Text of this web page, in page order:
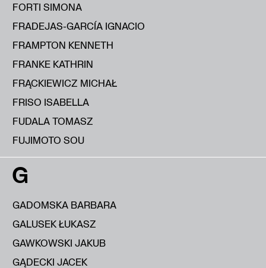
FORTI SIMONA
FRADEJAS-GARCÍA IGNACIO
FRAMPTON KENNETH
FRANKE KATHRIN
FRĄCKIEWICZ MICHAŁ
FRISO ISABELLA
FUDALA TOMASZ
FUJIMOTO SOU
G
GADOMSKA BARBARA
GALUSEK ŁUKASZ
GAWKOWSKI JAKUB
GĄDECKI JACEK